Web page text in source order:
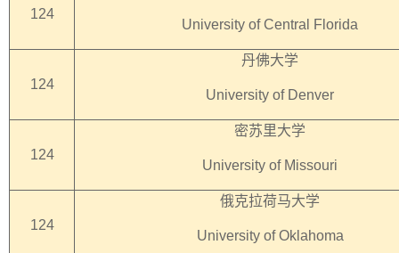
124
University of Central Florida
124
丹佛大学
University of Denver
124
密苏里大学
University of Missouri
124
俄克拉荷马大学
University of Oklahoma